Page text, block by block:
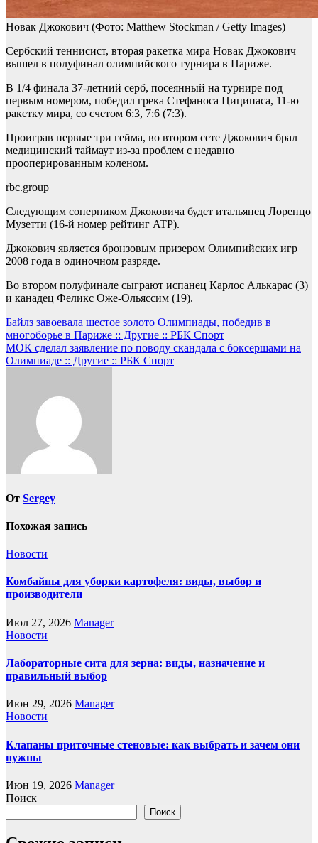
Новак Джокович (Фото: Matthew Stockman / Getty Images)
Сербский теннисист, вторая ракетка мира Новак Джокович
вышел в полуфинал олимпийского турнира в Париже.
В 1/4 финала 37-летний серб, посеянный на турнире под
первым номером, победил грека Стефаноса Циципаса, 11-ю
ракетку мира, со счетом 6:3, 7:6 (7:3).
Проиграв первые три гейма, во втором сете Джокович брал
медицинский таймаут из-за проблем с недавно
прооперированным коленом.
rbc.group
Следующим соперником Джоковича будет итальянец Лоренцо
Музетти (16-й номер рейтинг ATP).
Джокович является бронзовым призером Олимпийских игр
2008 года в одиночном разряде.
Во втором полуфинале сыграют испанец Карлос Алькарас (3)
и канадец Феликс Оже-Ольяссим (19).
Навигация
по
записям
Байлз завоевала шестое золото Олимпиады, победив в
многоборье в Париже :: Другие :: РБК Спорт
МОК сделал заявление по поводу скандала с боксершами на
Олимпиаде :: Другие :: РБК Спорт
От Sergey
Похожая запись
Новости
Комбайны для уборки картофеля: виды, выбор и
производители
Июл 27, 2026 Manager
Новости
Лабораторные сита для зерна: виды, назначение и
правильный выбор
Июн 29, 2026 Manager
Новости
Клапаны приточные стеновые: как выбрать и зачем они
нужны
Июн 19, 2026 Manager
Поиск
Поиск